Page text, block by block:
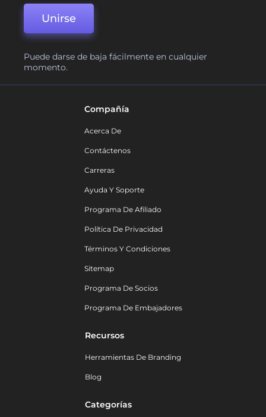
Unirse
Puede darse de baja fácilmente en cualquier
momento.
Compañía
Acerca De
Contáctenos
Carreras
Ayuda Y Soporte
Programa De Afiliado
Política De Privacidad
Términos Y Condiciones
Sitemap
Programa De Socios
Programa De Embajadores
Recursos
Herramientas De Branding
Blog
Categorías